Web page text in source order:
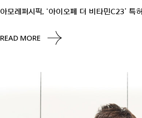
아모레퍼시픽, ‘아이오페 더 비타민C23’ 특
READ MORE